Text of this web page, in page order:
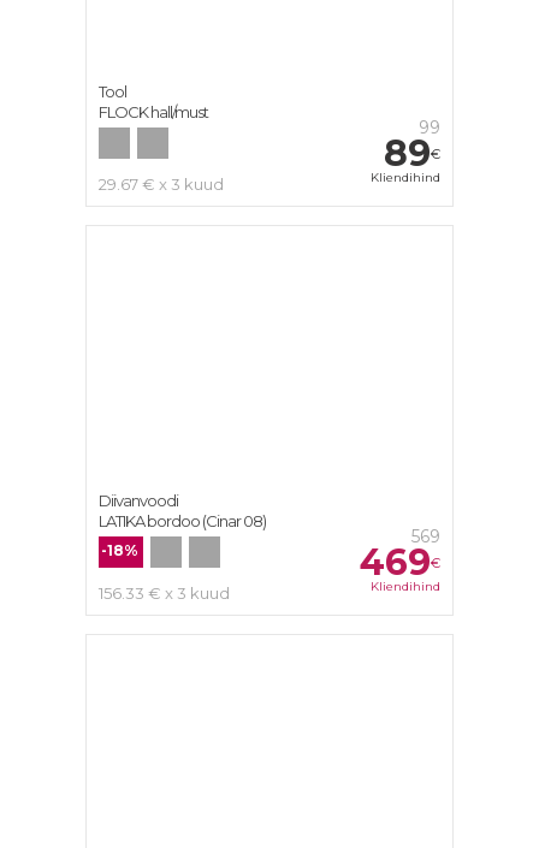
99
89€
Kliendihind
29.67 € x 3 kuud
Tool
FLOCK hall/must
569
469€
Kliendihind
-18%
156.33 € x 3 kuud
Diivanvoodi
LATIKA bordoo (Cinar 08)